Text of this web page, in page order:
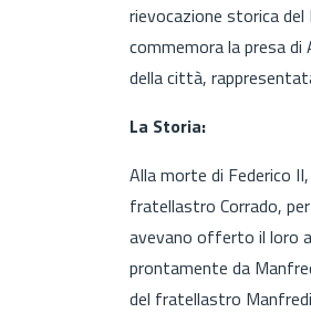
rievocazione storica
commemora la presa
della città,
La Storia:
Alla morte di Federico
fratellastro Corrado,
avevano offerto il loro
prontamente da
del fratellastro